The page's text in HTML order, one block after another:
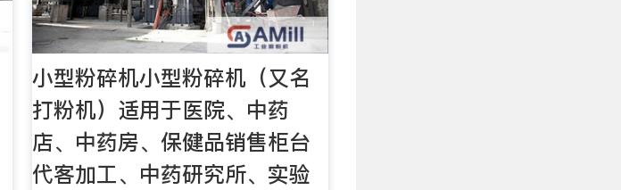
小型粉碎机小型粉碎机（又名
打粉机）适用于医院、中药
店、中药房、保健品销售柜台
代客加工、中药研究所、实验